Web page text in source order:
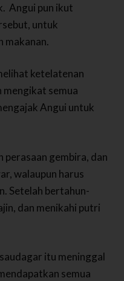
Angui pun ikut
untuk
makanan.
ketelatenan
mengikat semua
Angui untuk
perasaan gembira, dan
walaupun harus
Setelah bertahun-
dan menikahi putri
itu meninggal
semua